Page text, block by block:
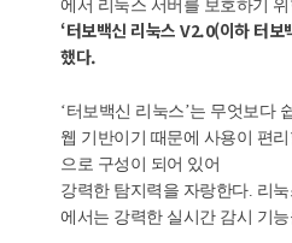
에서 리눅스 서버를 보호하기 위
‘터보백신 리눅스 V2.0(이하 터보
했다.
‘터보백신 리눅스’는 무엇보다
웹 기반이기 때문에 사용이 편
으로 구성이 되어 있어
강력한 탐지력을 자랑한다. 리
에서는 강력한 실시간 감시 기